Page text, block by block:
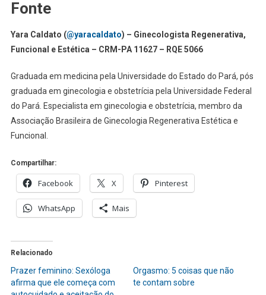
que
é
clitoroplastia?
E
por
que
Fonte
Yara Caldato (@yaracaldato) – Ginecologista Regenerativa,
Funcional e Estética – CRM-PA 11627 – RQE 5066
Graduada em medicina pela Universidade do Estado do Pará, pós
graduada em ginecologia e obstetrícia pela Universidade Federal
do Pará. Especialista em ginecologia e obstetrícia, membro da
Associação Brasileira de Ginecologia Regenerativa Estética e
Funcional.
Compartilhar:
Facebook X Pinterest
WhatsApp Mais
Relacionado
Prazer feminino: Sexóloga
afirma que ele começa com
Orgasmo: 5 coisas que não
te contam sobre